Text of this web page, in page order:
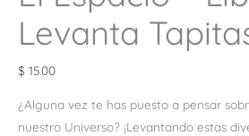
Levanta
$ 15.00
¿Alguna vez te has puesto a pensar
nuestro Universo? ¡Levantando estas